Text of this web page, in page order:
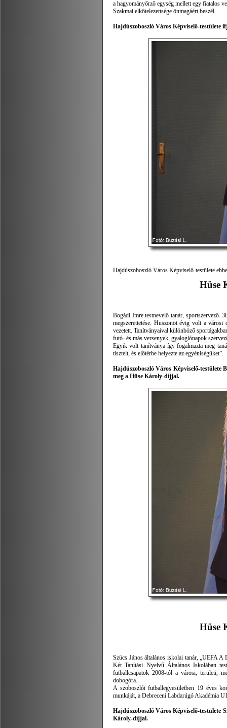
a hagyományőrző egység mellett egy fiatalos
Szakmai elkötelezettsége önmagáért beszél.
Hajdúszoboszló Város Képviselő-testülete
Hajdúszoboszló Város Képviselő-testülete
Hüse
Bogádi Imre testnevelő tanár, sportszervező.
megszerettetése. Huszonöt évig volt a
vezetett. Tanítványaival különböző
futó- és más versenyek, gyaloglónapok
Egyik volt tanítványa így fogalmazta meg
tisztelt, és előtérbe helyezte az egyéniségüket”.
Hajdúszoboszló Város Képviselő-testülete
meg a Hüse Károly-díjjal.
Hüse
Szücs János általános iskolai tanár, „UEFA
Két Tanítási Nyelvű Általános Iskolában
futballcsapatok 2008-tól a városi, területi,
dobogóra.
A szoboszlói futballegyesületben 19 éves
munkáját, a Debreceni Labdarúgó Akadémia
Hajdúszoboszló Város Képviselő-testülete
Károly-díjjal.